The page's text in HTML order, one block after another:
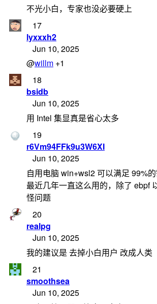
不光小白，专家也没必要硬上
17
lyxxxh2
Jun 10, 2025
@willm +1
18
bsidb
Jun 10, 2025
用 Intel 集显真是省心太多
19
r6Vm94FFk9u3W6XI
Jun 10, 2025
自用电脑 win+wsl2 可以满足 99%
最近几年一直这么用的，除了 ebpf
怪问题
20
realpg
Jun 10, 2025
我的建议是 去掉小白用户 改成人类
21
smoothsea
Jun 10, 2025